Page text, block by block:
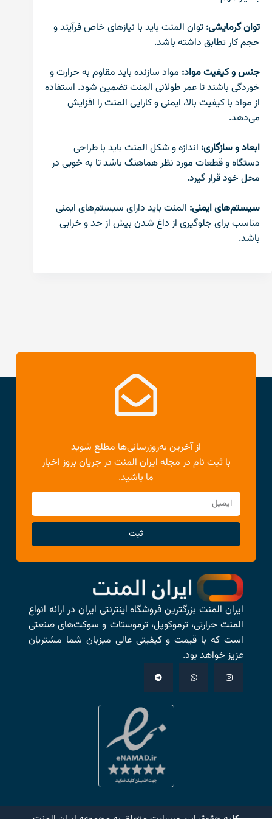
توان گرمایشی: توان المنت باید با نیازهای خاص فرآیند و
حجم کار تطابق داشته باشد.
جنس و کیفیت مواد: مواد سازنده باید مقاوم به حرارت و
خوردگی باشند تا عمر طولانی المنت تضمین شود. استفاده
از مواد با کیفیت بالا، ایمنی و کارایی المنت را افزایش
می‌دهد.
ابعاد و سازگاری: اندازه و شکل المنت باید با طراحی
دستگاه و قطعات مورد نظر هماهنگ باشد تا به خوبی در
محل خود قرار گیرد.
سیستم‌های ایمنی: المنت باید دارای سیستم‌های ایمنی
مناسب برای جلوگیری از داغ شدن بیش از حد و خرابی
باشد.
از آخرین به‌روزرسانی‌ها مطلع شوید
با ثبت نام در مجله ایران المنت در جریان بروز اخبار
ما باشید.
ثبت
ایران المنت بزرگترین فروشگاه اینترنتی ایران در ارائه انواع
المنت حرارتی، ترموکوپل، ترموستات و سوکت‌های صنعتی
است که با قیمت و کیفیتی عالی میزبان شما مشتریان
عزیز خواهد بود.